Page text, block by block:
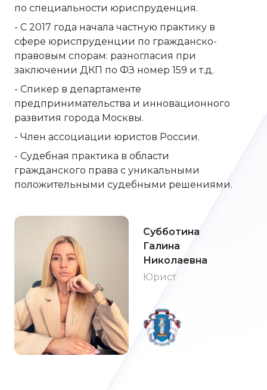
по специальности юриспруденция.
- С 2017 года начала частную практику в
сфере юриспруденции по гражданско-
правовым спорам: разногласия при
заключении ДКП по ФЗ номер 159 и т.д.
- Спикер в департаменте
предпринимательства и инновационного
развития города Москвы.
- Член ассоциации юристов России.
- Судебная практика в области
гражданского права с уникальными
положительными судебными решениями.
Субботина
Галина
Николаевна
Юрист